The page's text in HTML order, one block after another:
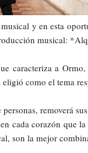
y en esta
musical:
caracteriza a
como el tema
removerá
cada corazón que
son la mejor